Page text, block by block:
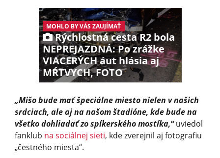
MOHLO BY VÁS ZAUJÍMAŤ
Rýchlostná cesta R2 bola
NEPREJAZDNÁ: Po zrážke
VIACERÝCH áut hlásia aj
MŔTVYCH, FOTO
„Mišo bude mať špeciálne miesto nielen v našich
srdciach, ale aj na našom štadióne, kde bude na
všetko dohliadať zo spíkerského mostíka,“uviedol
fanklub na sociálnej sieti, kde zverejnil aj fotografiu
„čestného miesta“.